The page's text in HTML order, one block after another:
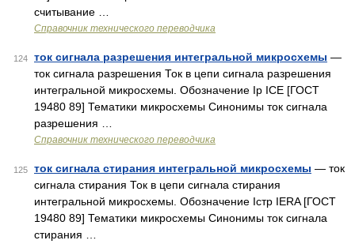
считывание …
Справочник технического переводчика
124 ток сигнала разрешения интегральной микросхемы —
ток сигнала разрешения Ток в цепи сигнала разрешения
интегральной микросхемы. Обозначение Iр ICE [ГОСТ
19480 89] Тематики микросхемы Синонимы ток сигнала
разрешения …
Справочник технического переводчика
125 ток сигнала стирания интегральной микросхемы — ток
сигнала стирания Ток в цепи сигнала стирания
интегральной микросхемы. Обозначение Iстр IERA [ГОСТ
19480 89] Тематики микросхемы Синонимы ток сигнала
стирания …